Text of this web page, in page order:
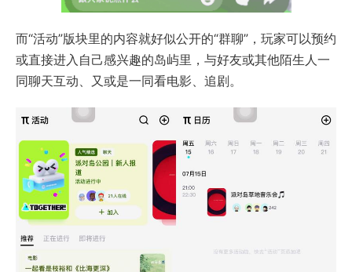
而“活动”版块里的内容就好似公开的“群聊”，玩家可以预约
或直接进入自己感兴趣的岛屿里，与好友或其他陌生人一
同聊天互动、又或是一同看电影、追剧。